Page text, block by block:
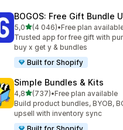
BOGOS: Free Gift Bundle
5,0z 5 hvězd
(4 046)
Celkový počet recenzí: 4046
•Free plan
Trusted app for free gift with
buy x get y & bundles
Built for Shopify
Simple Bundles & Kits
4,8z 5 hvězd
(737)
Celkový počet recenzí: 737
•Free plan available
Build product bundles, BYOB,
upsell with inventory sync